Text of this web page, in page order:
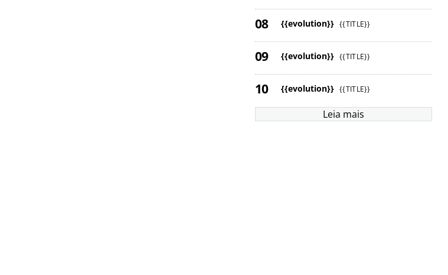
{{evolution}} {{TITLE}}
{{evolution}} {{TITLE}}
{{evolution}} {{TITLE}}
Leia mais